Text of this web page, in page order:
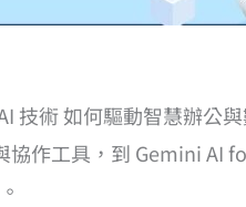
技術 如何驅動智慧辦公
作工具，到 Gemini AI